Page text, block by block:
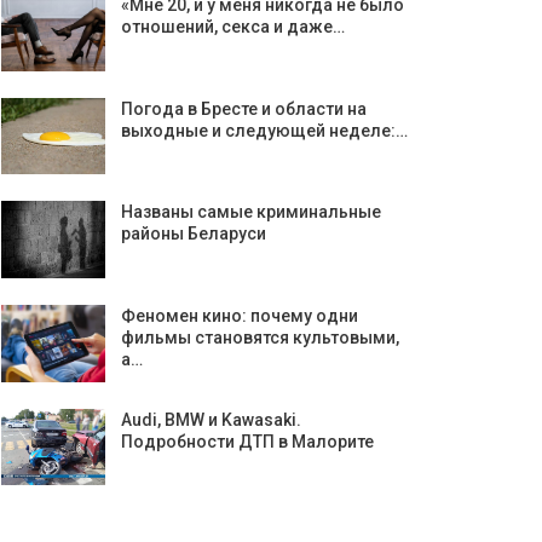
«Мне 20, и у меня никогда не было
отношений, секса и даже…
Погода в Бресте и области на
выходные и следующей неделе:…
Названы самые криминальные
районы Беларуси
Феномен кино: почему одни
фильмы становятся культовыми,
а…
Аudi, BMW и Kawasaki.
Подробности ДТП в Малорите